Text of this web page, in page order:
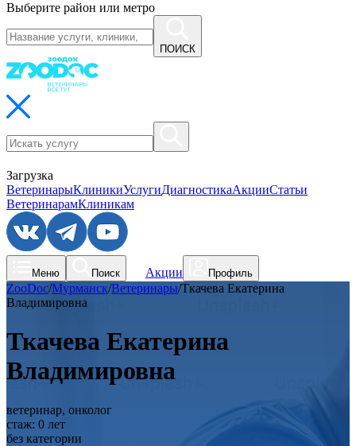
Выберите район или метро
ПОИСК
Загрузка
ВетеринарыКлиникиУслугиДиагностикаАкцииСтатьи
ВетеринарамКлиникам
Меню Поиск Акции Профиль
ZooDoc/Мурманск/Ветеринары/Ткачева Екатерина
Владимировна
Ткачева Екатерина
Владимировна
ветеринар, онколог
стаж: 0 лет
без категории